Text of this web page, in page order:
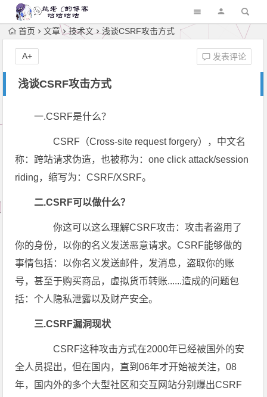
首页 文章 技术文 浅谈CSRF攻击方式
浅谈CSRF攻击方式
发表评论
A+
一.CSRF是什么？
CSRF（Cross-site request forgery），中文名
称：跨站请求伪造，也被称为：one click attack/session
riding，缩写为：CSRF/XSRF。
二.CSRF可以做什么？
你这可以这么理解CSRF攻击：攻击者盗用了
你的身份，以你的名义发送恶意请求。CSRF能够做的
事情包括：以你名义发送邮件，发消息，盗取你的账
号，甚至于购买商品，虚拟货币转账......造成的问题包
括：个人隐私泄露以及财产安全。
三.CSRF漏洞现状
CSRF这种攻击方式在2000年已经被国外的安
全人员提出，但在国内，直到06年才开始被关注，08
年，国内外的多个大型社区和交互网站分别爆出CSRF